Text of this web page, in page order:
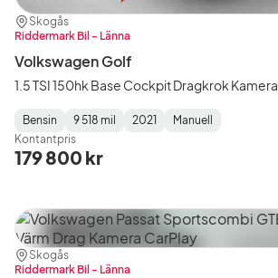
Plats:
Skogås
Återförsäljare:
Riddermark Bil - Länna
Volkswagen Golf
1.5 TSI 150hk Base Cockpit Dragkrok Kamera
Fuel
Type:
Bensin
Mätarställning:
9 518 mil
Model
Year:
2021
Gearbox
Type:
Manuell
Kontantpris
179 800 kr
Plats:
Skogås
Återförsäljare:
Riddermark Bil - Länna